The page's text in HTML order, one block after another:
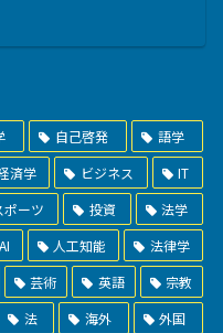
自己啓発
語学
済学 ビジネス
IT
ポーツ 投資
法学
AI 人工知能
法律学
芸術 英語
宗教
法 海外
外国